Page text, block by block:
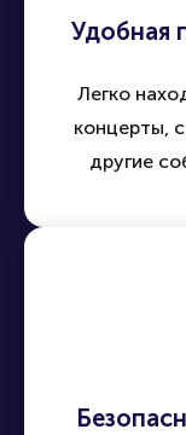
Удобная
Легко
концерты,
другие